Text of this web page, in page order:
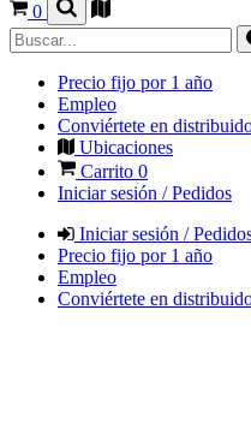
0
Precio fijo por 1 año
Empleo
Conviértete en
Ubicaciones
Carrito 0
Iniciar sesión / Pedidos
Iniciar sesión /
Precio fijo por 1 año
Empleo
Conviértete en